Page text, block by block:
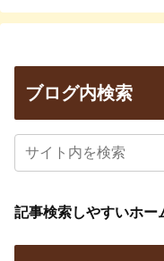
ブログ内検索
記事検索しやすいホー